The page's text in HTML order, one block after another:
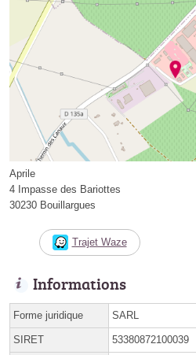
Aprile
4 Impasse des Bariottes
30230 Bouillargues
Trajet Waze
Informations
Forme juridique SARL
SIRET 53380872100039